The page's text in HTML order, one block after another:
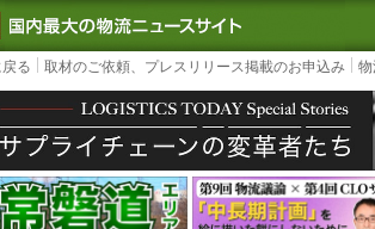
LOGISTICS TODAY｜国内最大の物流ニュ
る 取材のご依頼、プレスリリース掲載のお申込み